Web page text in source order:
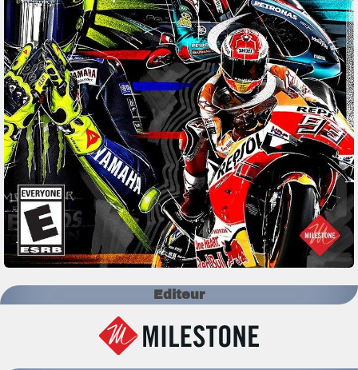
Editeur